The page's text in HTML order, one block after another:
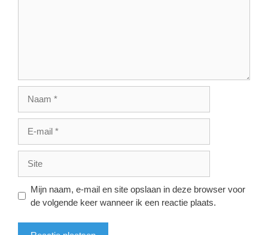
mail
Mijn naam, e-mail en site opslaan in deze browser voor
de volgende keer wanneer ik een reactie plaats.